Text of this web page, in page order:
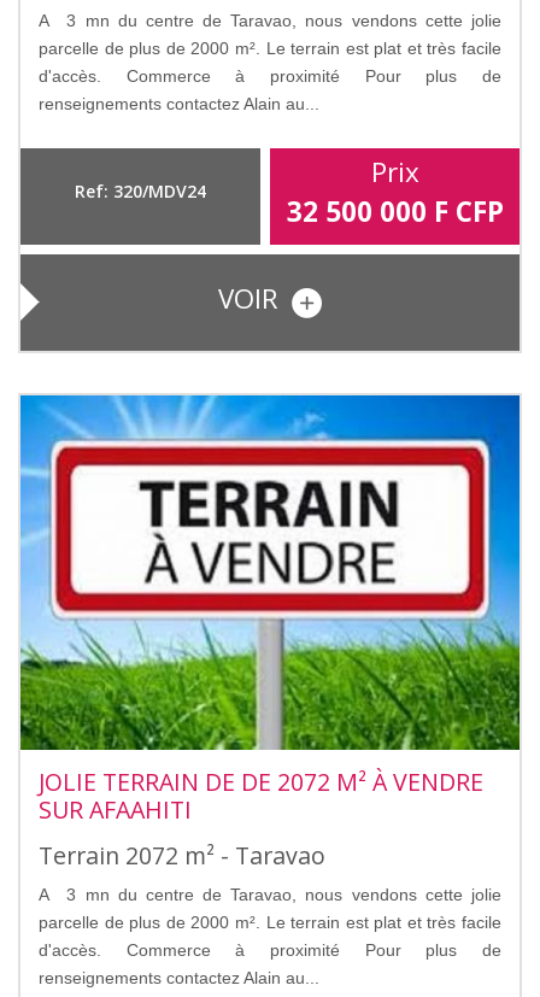
A 3 mn du centre de Taravao, nous vendons cette jolie
parcelle de plus de 2000 m². Le terrain est plat et très facile
d'accès. Commerce à proximité Pour plus de
renseignements contactez Alain au...
Ref: 320/MDV24
Prix
32 500 000 F CFP
VOIR
JOLIE TERRAIN DE DE 2072 M² À VENDRE
SUR AFAAHITI
Terrain 2072 m² - Taravao
A 3 mn du centre de Taravao, nous vendons cette jolie
parcelle de plus de 2000 m². Le terrain est plat et très facile
d'accès. Commerce à proximité Pour plus de
renseignements contactez Alain au...